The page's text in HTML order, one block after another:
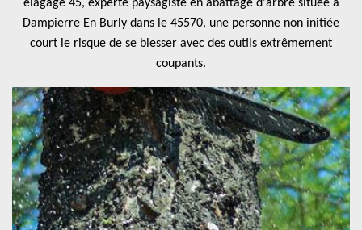
élagage 45, experte paysagiste en abattage d'arbre située à
Dampierre En Burly dans le 45570, une personne non initiée
court le risque de se blesser avec des outils extrêmement
coupants.